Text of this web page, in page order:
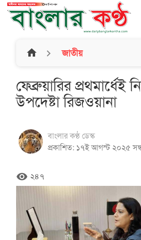
home জাতীয়
ফেব্রুয়ারির প্রথমার্ধেই
উপদেষ্টা রিজওয়ানা
বাংলার কণ্ঠ ডেস্ক
প্রকাশিত: ১৭ই আগস্ট ২০২৫
remove_red_eye ২৪৭